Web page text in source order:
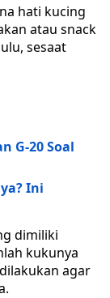
hati kucing
atau snack
sesaat
G-20 Soal
Ini
dimiliki
kukunya
agar